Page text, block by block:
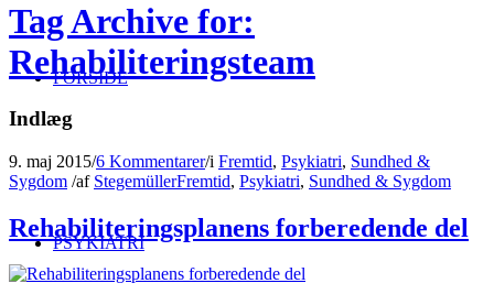
FORSIDE
PSYKIATRI
Tag Archive for:
Rehabiliteringsteam
Indlæg
9. maj 2015/6 Kommentarer/i Fremtid, Psykiatri, Sundhed &
Sygdom /af StegemüllerFremtid, Psykiatri, Sundhed & Sygdom
Rehabiliteringsplanens forberedende del